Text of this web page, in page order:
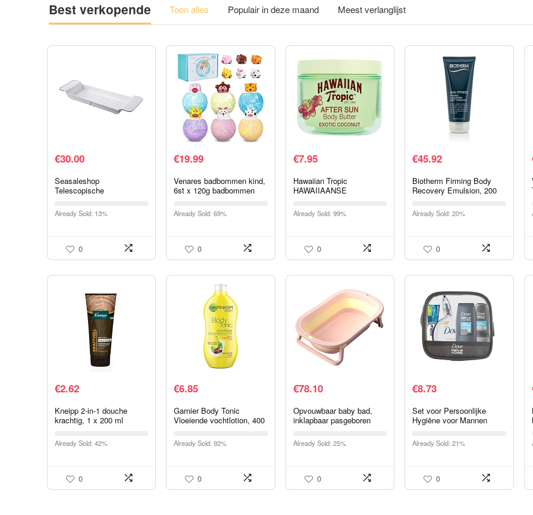
Best verkopende Toon alles Populair in deze maand Meest verlanglijst
€30.00
Seasaleshop
Telescopische
badkuiprek, universeel,
lengte verstelbaar,
Already Sold: 13%
0
€19.99
Venares badbommen kind,
6st x 120g badbommen
perfect badparels cadeau
voor kinderen
Already Sold: 69%
0
€7.95
Hawaiian Tropic
HAWAIIAANSE
Kokosnootcrème 200 Ml
Already Sold: 99%
0
€45.92
Biotherm Firming Body
Recovery Emulsion, 200
voor dames –
lichaamsbehandeling
Already Sold: 20%
0
€2.62
Kneipp 2-in-1 douche
krachtig, 1 x 200 ml
Already Sold: 42%
0
€6.85
Garnier Body Tonic
Vloeiende vochtlotion, 400
Already Sold: 92%
0
€78.10
Opvouwbaar baby bad,
inklapbaar pasgeboren
draagbare douchebekken
voor babymeisje,Pink
Already Sold: 25%
0
€8.73
Set voor Persoonlijke
Hygiëne voor Mannen
Already Sold: 21%
0